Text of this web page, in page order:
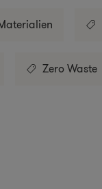
Zero Waste